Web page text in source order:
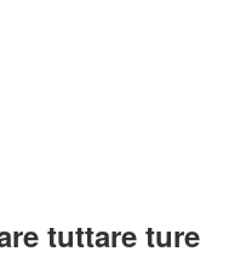
tuttare ture